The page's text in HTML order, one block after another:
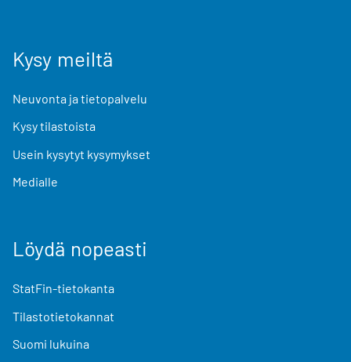
Kysy meiltä
Neuvonta ja tietopalvelu
Kysy tilastoista
Usein kysytyt kysymykset
Medialle
Löydä nopeasti
StatFin-tietokanta
Tilastotietokannat
Suomi lukuina